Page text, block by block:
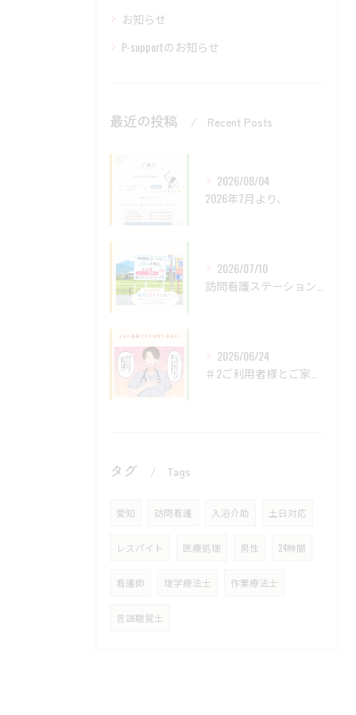
お知らせ
P-supportのお知らせ
最近の投稿 Recent Posts
2026/08/04
2026年7月より、
2026/07/10
2026/06/24
タグ Tags
愛知 訪問看護 入浴介助 土日対応
レスパイト 医療処理 男性 24時間
看護師 理学療法士 作業療法士
言語聴覚士